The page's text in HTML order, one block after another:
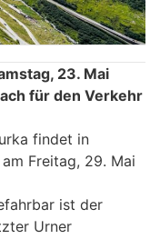
23. Mai
für den Verkehr
findet in
Freitag, 29. Mai
ist der
Urner